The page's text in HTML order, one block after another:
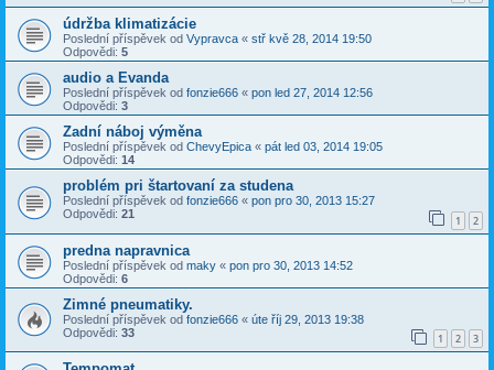
údržba klimatizácie
Poslední příspěvek od Vypravca « stř kvě 28, 2014 19:50
Odpovědi: 5
audio a Evanda
Poslední příspěvek od fonzie666 « pon led 27, 2014 12:56
Odpovědi: 3
Zadní náboj výměna
Poslední příspěvek od ChevyEpica « pát led 03, 2014 19:05
Odpovědi: 14
problém pri štartovaní za studena
Poslední příspěvek od fonzie666 « pon pro 30, 2013 15:27
Odpovědi: 21 1 2
predna napravnica
Poslední příspěvek od maky « pon pro 30, 2013 14:52
Odpovědi: 6
Zimné pneumatiky.
Poslední příspěvek od fonzie666 « úte říj 29, 2013 19:38
Odpovědi: 33 1 2 3